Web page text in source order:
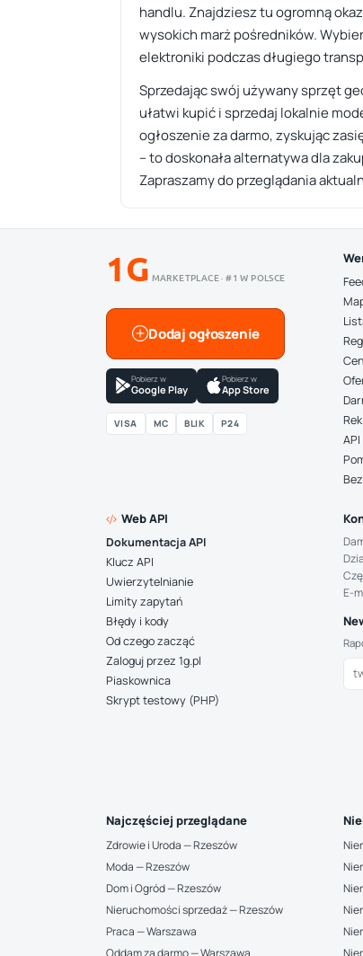
handlu. Znajdziesz tu ogromną
wysokich marż pośredników.
elektroniki podczas długiego
Sprzedając swój używany sprzęt
ułatwi kupić i sprzedaj lokalnie
ogłoszenie za darmo, zyskując
– to doskonała alternatywa dla
Zapraszamy do przeglądania
1G MARKETPLACE · #1 W POLSCE
Dodaj ogłoszenie
Pobierz w
Google Play
Pobierz w
App Store
VISA MC BLIK P24
Web API
Dokumentacja API
Klucz API
Uwierzytelnianie
Limity zapytań
Błędy i kody
Od czego zacząć
Zaloguj przez 1g.pl
Piaskownica
Skrypt testowy (PHP)
E-
Najczęściej przeglądane
Zdrowie i Uroda — Rzeszów
Moda — Rzeszów
Dom i Ogród — Rzeszów
Nieruchomości sprzedaż — Rzeszów
Praca — Warszawa
Oddam za darmo — Warszawa